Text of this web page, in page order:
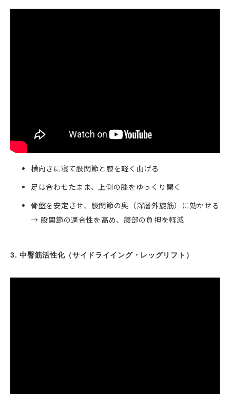
横向きに寝て股関節と膝を軽く曲げる
足は合わせたまま、上側の膝をゆっくり開く
骨盤を安定させ、股関節の奥（深層外旋筋）に効かせる
→ 股関節の適合性を高め、腰部の負担を軽減
3. 中臀筋活性化（サイドライイング・レッグリフト）